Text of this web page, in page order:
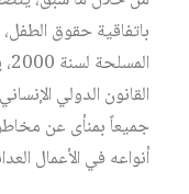
باتفاقية حقوق
القانون الدولي
جميعاً بمنأى عن
أنواعه في الأعمال